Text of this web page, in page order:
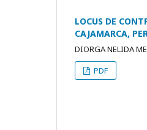
LOCUS DE
CAJAMARCA,
DIORGA NELIDA
PDF